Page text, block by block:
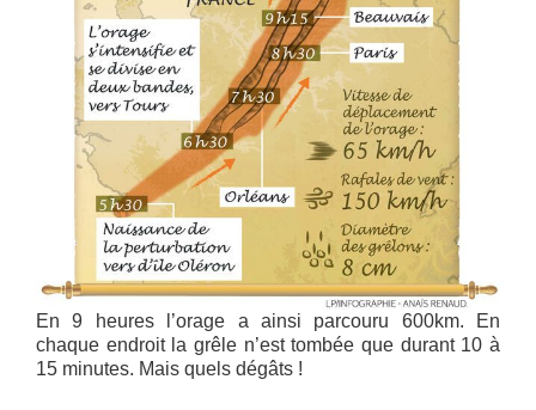
En 9 heures l’orage a ainsi parcouru 600km. En
chaque endroit la grêle n’est tombée que durant 10 à
15 minutes. Mais quels dégâts !